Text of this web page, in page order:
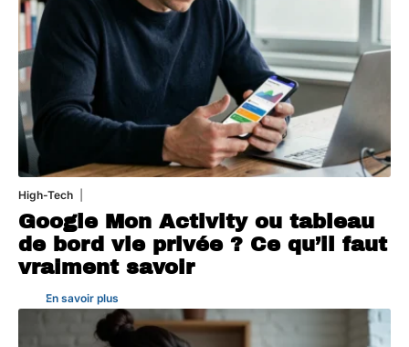
High-Tech
Google Mon Activity ou tableau
de bord vie privée ? Ce qu’il faut
vraiment savoir
En savoir plus